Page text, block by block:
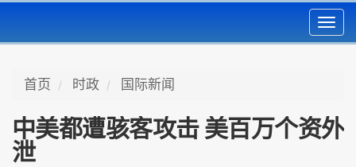
首页 时政 国际新闻
中美都遭骇客攻击 美百万个资外
泄